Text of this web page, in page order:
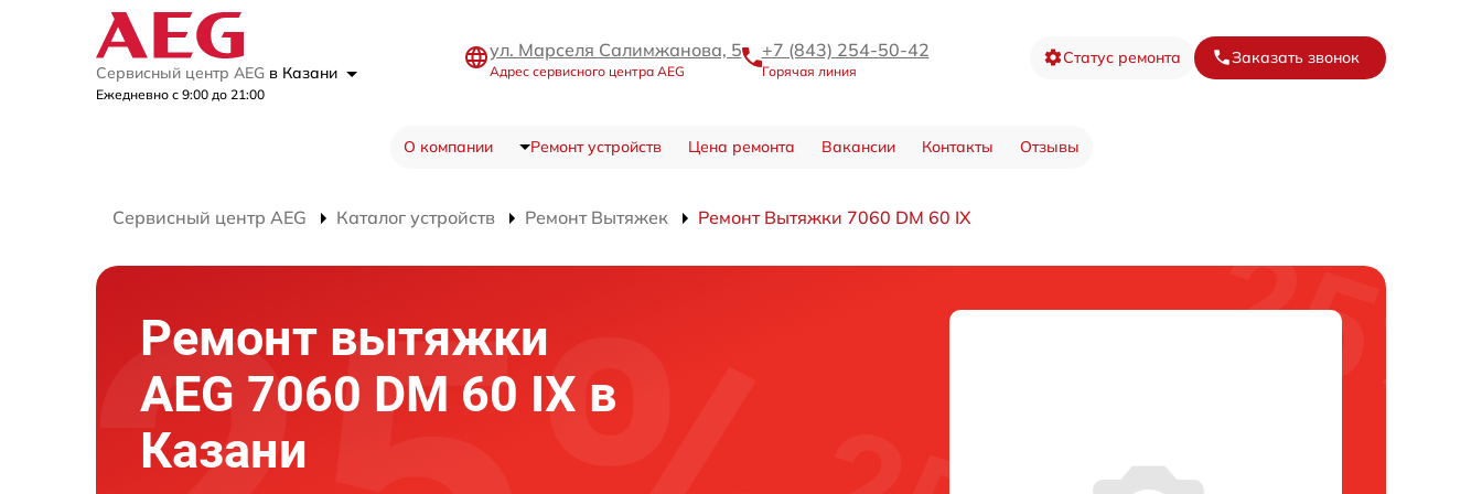
Сервисный центр AEG в Казани
Ежедневно с 9:00 до 21:00
ул. Марселя Салимжанова, 5
Адрес сервисного центра AEG
+7 (843) 254-50-42
Горячая линия
Статус ремонта Заказать звонок
О компании Ремонт устройств Цена ремонта Вакансии Контакты Отзывы
Сервисный центр AEG Каталог устройств Ремонт Вытяжек Ремонт Вытяжки 7060 DM 60 IX
Ремонт вытяжки
AEG 7060 DM 60 IX в
Казани